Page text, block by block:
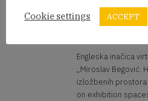
Program
Engleska inačica
„Miroslav Begović.
izložbenih
on exhibition
Cookie settings
ACCEPT